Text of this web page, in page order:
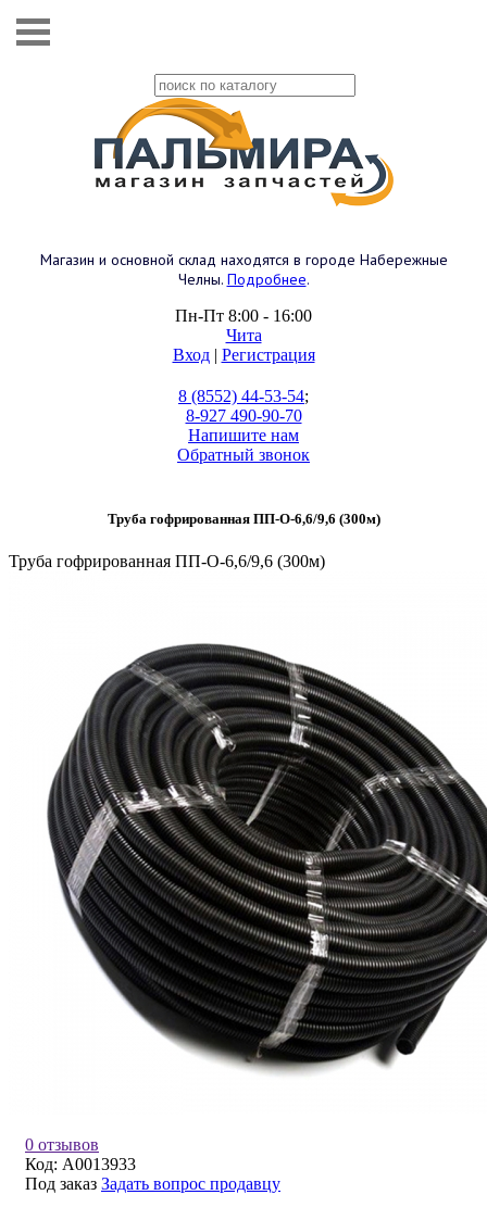
Магазин и основной склад находятся в городе Набережные
Челны. Подробнее.
Пн-Пт 8:00 - 16:00
Чита
Вход| Регистрация
8 (8552) 44-53-54;
8-927 490-90-70
Напишите нам
Обратный звонок
Труба гофрированная ПП-О-6,6/9,6 (300м)
Труба гофрированная ПП-О-6,6/9,6 (300м)
0 отзывов
Код: A0013933
Под заказ Задать вопрос продавцу